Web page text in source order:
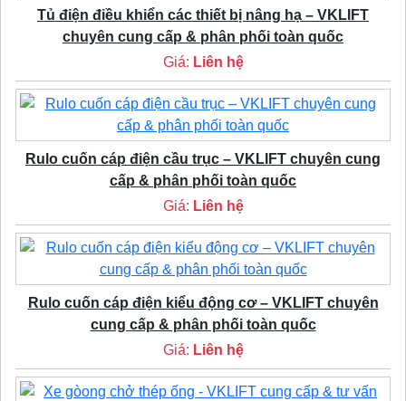
Tủ điện điều khiển các thiết bị nâng hạ – VKLIFT
chuyên cung cấp & phân phối toàn quốc
Giá: Liên hệ
Rulo cuốn cáp điện cầu trục – VKLIFT chuyên cung
cấp & phân phối toàn quốc
Giá: Liên hệ
Rulo cuốn cáp điện kiểu động cơ – VKLIFT chuyên
cung cấp & phân phối toàn quốc
Giá: Liên hệ